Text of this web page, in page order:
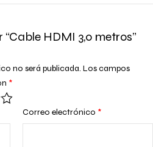
HDMI 3,0 metros”
no será publicada. Los campos
*
Correo electrónico *